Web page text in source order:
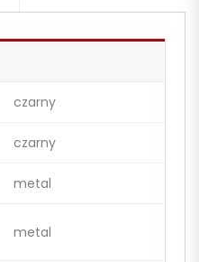
czarny
czarny
metal
metal